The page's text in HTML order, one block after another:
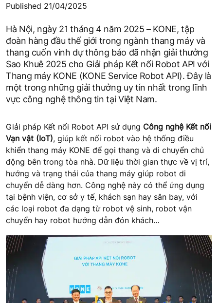
Published 21/04/2025
Hà Nội, ngày 21 tháng 4 năm 2025 – KONE, tập
đoàn hàng đầu thế giới trong ngành thang máy và
thang cuốn vinh dự thông báo đã nhận giải thưởng
Sao Khuê 2025 cho Giải pháp Kết nối Robot API với
Thang máy KONE (KONE Service Robot API). Đây là
một trong những giải thưởng uy tín nhất trong lĩnh
vực công nghệ thông tin tại Việt Nam.
Giải pháp Kết nối Robot API sử dụng Công nghệ Kết nối
Vạn vật (IoT), giúp kết nối robot vào hệ thống điều
khiển thang máy KONE để gọi thang và di chuyển chủ
động bên trong tòa nhà. Dữ liệu thời gian thực về vị trí,
hướng và trạng thái của thang máy giúp robot di
chuyển dễ dàng hơn. Công nghệ này có thể ứng dụng
tại bệnh viện, cơ sở y tế, khách sạn hay sân bay, với
các loại robot đa dạng từ robot vệ sinh, robot vận
chuyển hay robot hướng dẫn đón khách…